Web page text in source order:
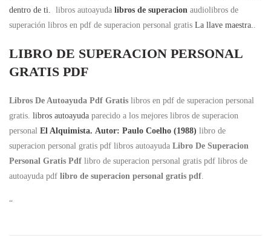
dentro de ti. libros autoayuda libros de superacion audiolibros de
superación libros en pdf de superacion personal gratis La llave maestra..
LIBRO DE SUPERACION PERSONAL
GRATIS PDF
Libros De Autoayuda Pdf Gratis libros en pdf de superacion personal
gratis. libros autoayuda parecido a los mejores libros de superacion
personal El Alquimista. Autor: Paulo Coelho (1988) libro de
superacion personal gratis pdf libros autoayuda Libro De Superacion
Personal Gratis Pdf libro de superacion personal gratis pdf libros de
autoayuda pdf libro de superacion personal gratis pdf.
“